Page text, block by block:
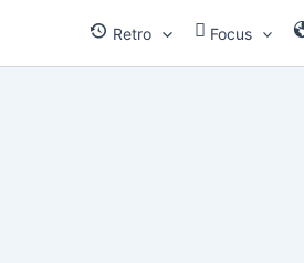
contenu
Retro Focus